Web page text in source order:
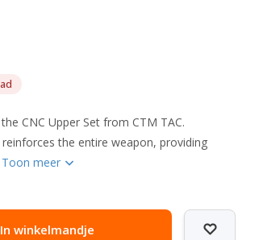
CNC Upper Set from CTM TAC.
the entire weapon, providing
Toon meer
In winkelmandje